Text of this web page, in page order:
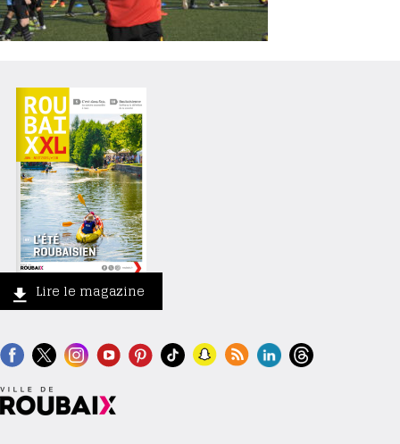
Lire le magazine